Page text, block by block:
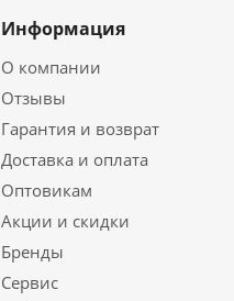
Информация
О компании
Отзывы
Гарантия и возврат
Доставка и оплата
Оптовикам
Акции и скидки
Бренды
Сервис